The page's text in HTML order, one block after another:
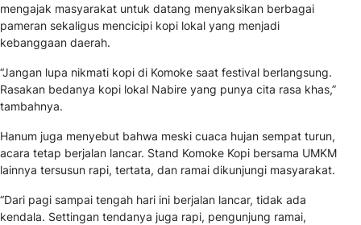
mengajak masyarakat untuk datang menyaksikan berbagai
pameran sekaligus mencicipi kopi lokal yang menjadi
kebanggaan daerah.
“Jangan lupa nikmati kopi di Komoke saat festival berlangsung.
Rasakan bedanya kopi lokal Nabire yang punya cita rasa khas,”
tambahnya.
Hanum juga menyebut bahwa meski cuaca hujan sempat turun,
acara tetap berjalan lancar. Stand Komoke Kopi bersama UMKM
lainnya tersusun rapi, tertata, dan ramai dikunjungi masyarakat.
“Dari pagi sampai tengah hari ini berjalan lancar, tidak ada
kendala. Settingan tendanya juga rapi, pengunjung ramai,